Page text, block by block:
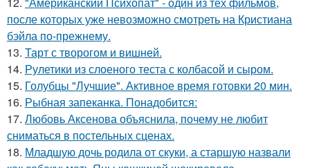
после которых уже невозможно смотреть на Кристиана
бэйла по-прежнему.
13. Тарт с творогом и вишней.
14. Рулетики из слоеного теста с колбасой и сыром.
15. Голубцы "Лучшие". Активное время готовки 20 мин.
16. Рыбная запеканка. Понадобится:
17. Любовь Аксенова объяснила, почему не любит
сниматься в постельных сценах.
18. Младшую дочь родила от скуки, а старшую назвали